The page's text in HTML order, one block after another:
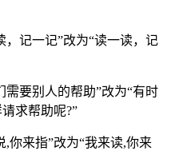
记一记”改为“读一读，记
要别人的帮助”改为“有时
求帮助呢?”
你来指”改为“我来读,你来